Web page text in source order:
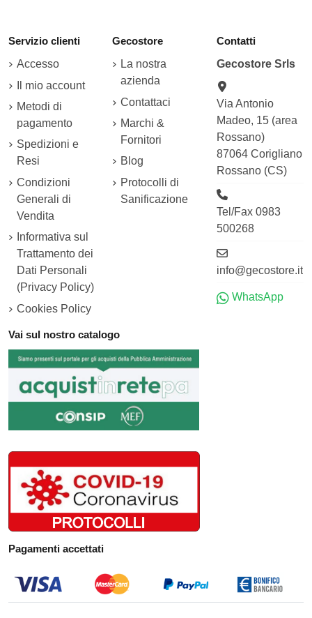
Servizio clienti
Accesso
Il mio account
Metodi di
pagamento
Spedizioni e
Resi
Condizioni
Generali di
Vendita
Informativa sul
Trattamento dei
Dati Personali
(Privacy Policy)
Cookies Policy
Gecostore
La nostra
azienda
Contattaci
Marchi &
Fornitori
Blog
Protocolli di
Sanificazione
Contatti
Gecostore Srls
Via Antonio
Madeo, 15 (area
Rossano)
87064 Corigliano
Rossano (CS)
Tel/Fax 0983
500268
info@gecostore.it
WhatsApp
Vai sul nostro catalogo
Pagamenti accettati